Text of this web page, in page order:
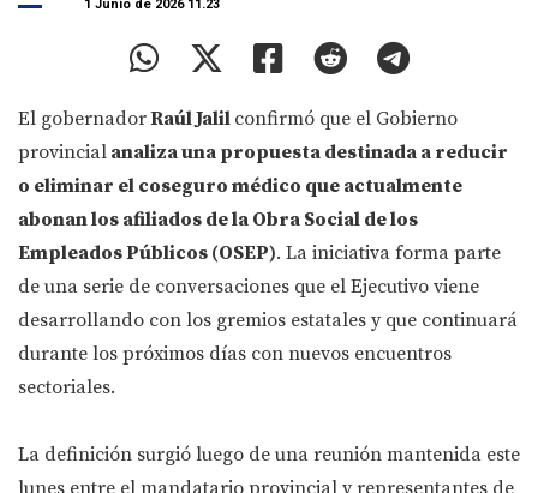
1 Junio de 2026 11.23
El gobernadorRaúl Jalil confirmó que el Gobierno
provincial analiza una propuesta destinada a reducir
o eliminar el coseguro médico que actualmente
abonan los afiliados de la Obra Social de los
Empleados Públicos (OSEP). La iniciativa forma parte
de una serie de conversaciones que el Ejecutivo viene
desarrollando con los gremios estatales y que continuará
durante los próximos días con nuevos encuentros
sectoriales.
La definición surgió luego de una reunión mantenida este